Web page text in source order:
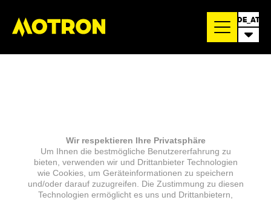
DE_AT
Wir respektieren Ihre Privatsphäre
Um Ihnen die bestmögliche Benutzererfahrung zu
bieten, verwenden wir und Drittanbieter Technologien
wie Cookies, um Geräteinformationen zu speichern
und/oder darauf zuzugreifen. Die Zustimmung zu diesen
Technologien ermöglicht es uns und Drittanbietern,